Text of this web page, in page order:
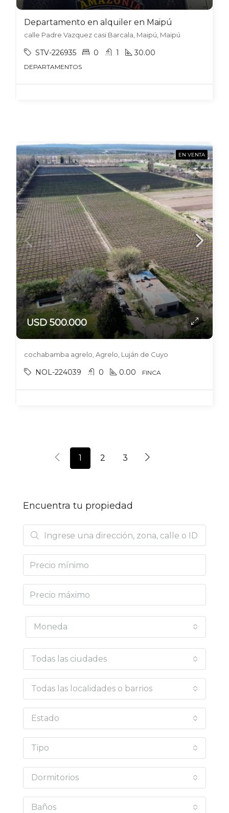
Departamento en alquiler en Maipú
calle Padre Vazquez casi Barcala, Maipú, Maipú
STV-226935 0 1 30.00
DEPARTAMENTOS
EN VENTA
USD 500.000
cochabamba agrelo, Agrelo, Luján de Cuyo
NOL-224039 0 0.00 FINCA
1 2 3
Encuentra tu propiedad
Moneda
Todas las ciudades
Todas las localidades o barrios
Estado
Tipo
Dormitorios
Baños